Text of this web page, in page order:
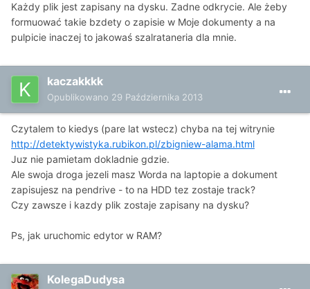
Każdy plik jest zapisany na dysku. Zadne odkrycie. Ale żeby
formuować takie bzdety o zapisie w Moje dokumenty a na
pulpicie inaczej to jakowaś szalrataneria dla mnie.
kaczakkkk
Opublikowano 29 Października 2013
Czytalem to kiedys (pare lat wstecz) chyba na tej witrynie
http://detektywistyka.rubikon.pl/zbigniew-alama.html
Juz nie pamietam dokladnie gdzie.
Ale swoja droga jezeli masz Worda na laptopie a dokument
zapisujesz na pendrive - to na HDD tez zostaje track?
Czy zawsze i kazdy plik zostaje zapisany na dysku?
Ps, jak uruchomic edytor w RAM?
KolegaDudysa